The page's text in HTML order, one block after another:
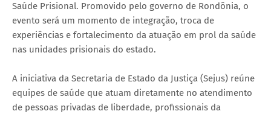
Saúde Prisional. Promovido pelo governo de Rondônia, o
evento será um momento de integração, troca de
experiências e fortalecimento da atuação em prol da saúde
nas unidades prisionais do estado.
A iniciativa da Secretaria de Estado da Justiça (Sejus) reúne
equipes de saúde que atuam diretamente no atendimento
de pessoas privadas de liberdade, profissionais da